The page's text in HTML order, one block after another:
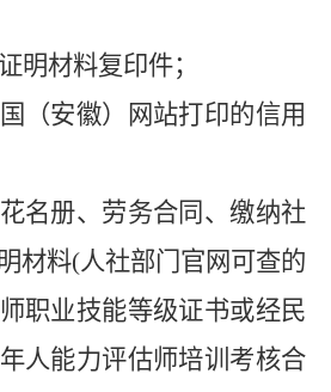
明材料复印件；
（安徽）网站打印的信用
名册、劳务合同、缴纳社
材料(人社部门官网可查的
职业技能等级证书或经民
人能力评估师培训考核合